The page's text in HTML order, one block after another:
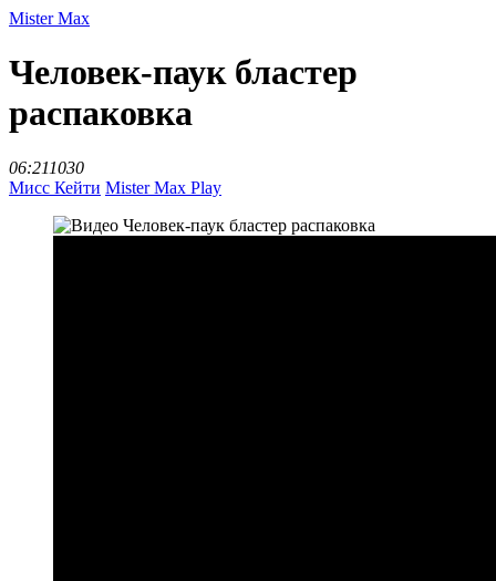
Mister Max
Человек-паук бластер
распаковка
06:211030
Мисс Кейти Mister Max Play